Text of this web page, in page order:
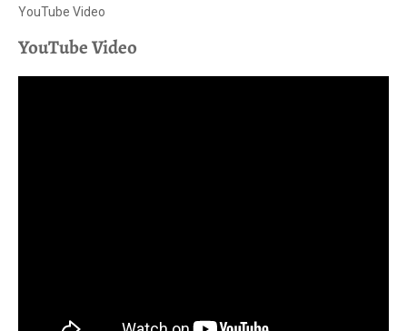
YouTube Video
YouTube Video